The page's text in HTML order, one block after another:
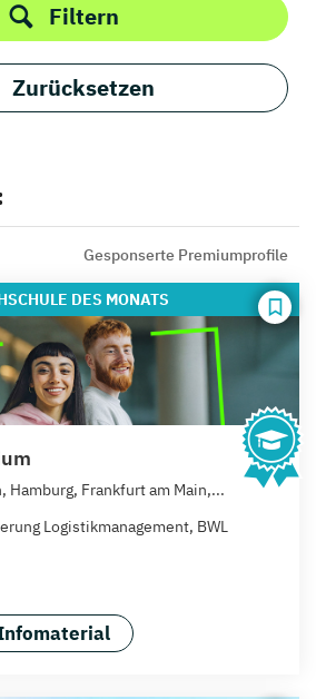
Filtern
Zurücksetzen
Gesponserte Premiumprofile
DES MONATS
Hamburg, Frankfurt am Main,...
Logistikmanagement, BWL